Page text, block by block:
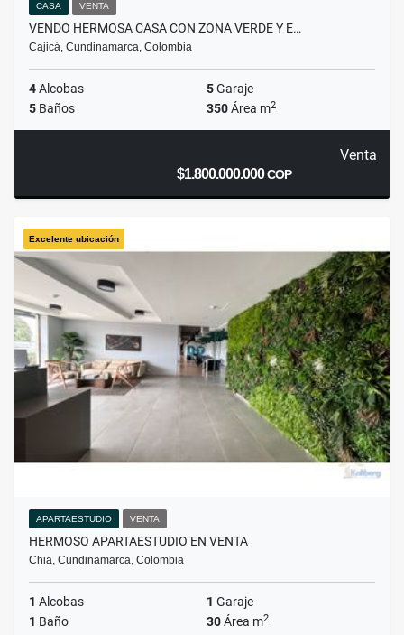
CASA VENTA
VENDO HERMOSA CASA CON ZONA VERDE Y E…
Cajicá, Cundinamarca, Colombia
4Alcobas 5Garaje
5 Baños 350Área m2
Venta
$1.800.000.000COP
Excelente ubicación
APARTAESTUDIO VENTA
HERMOSO APARTAESTUDIO EN VENTA
Chia, Cundinamarca, Colombia
1 Alcobas 1 Garaje
1 Baño 30Área m2